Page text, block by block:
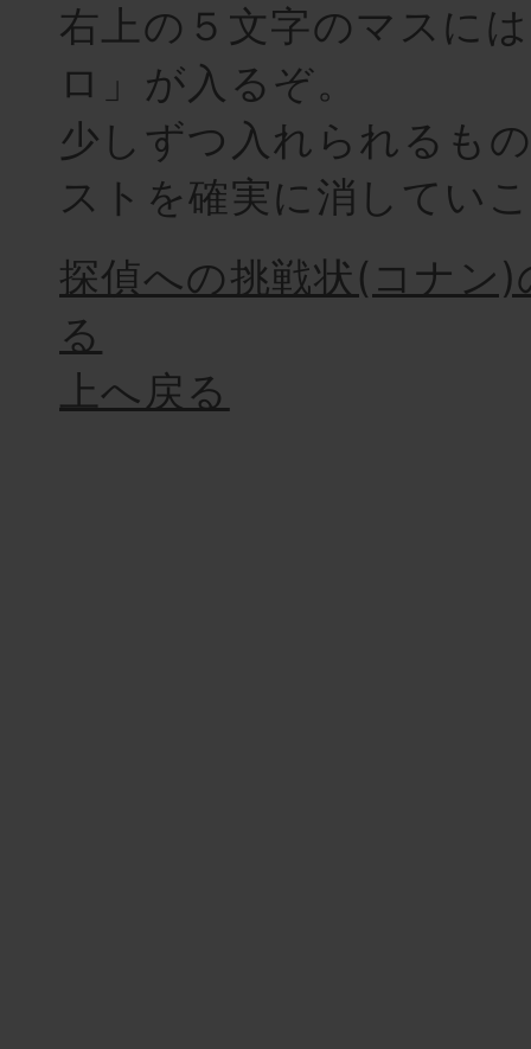
右上の５文字のマスに
ロ」が入るぞ。
少しずつ入れられるも
ストを確実に消してい
探偵への挑戦状(コナン
る
上へ戻る